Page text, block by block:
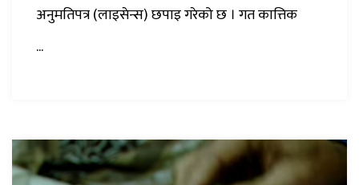
अनुमतिपत्र (लाइसेन्स) छपाइ गरेको छ । गत कात्तिक
...